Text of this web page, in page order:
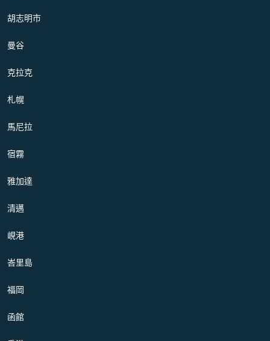
胡志明市
曼谷
克拉克
札幌
馬尼拉
宿霧
雅加達
清邁
峴港
峇里島
福岡
函館